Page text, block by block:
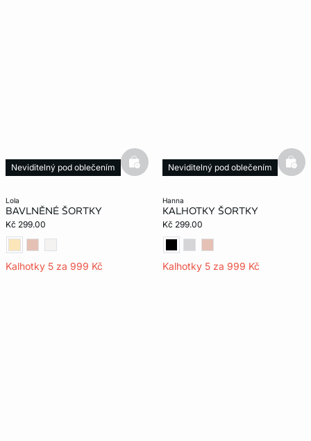
lola
BAVLNĚNÉ ŠORTKY
Kč 299.00
Kalhotky 5 za 999 Kč
Neviditelný pod oblečením basketfull
hanna
KALHOTKY ŠORTKY
Kč 299.00
Kalhotky 5 za 999 Kč
Neviditelný pod oblečením